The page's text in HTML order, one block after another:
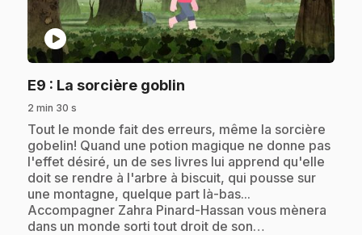
play_circle
E9 : La sorcière goblin
2 min 30 s
.Tout le monde fait des erreurs, même la sorcière
gobelin! Quand une potion magique ne donne pas
l'effet désiré, un de ses livres lui apprend qu'elle
doit se rendre à l'arbre à biscuit, qui pousse sur
une montagne, quelque part là-bas...
Accompagner Zahra Pinard-Hassan vous mènera
dans un monde sorti tout droit de son…